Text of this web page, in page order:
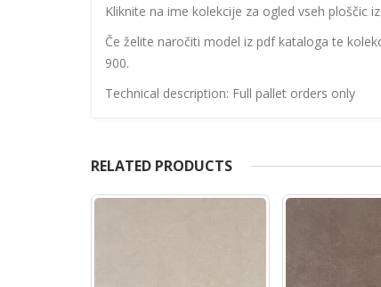
Kliknite na ime kolekcije za ogled vseh ploščic
Če želite naročiti model iz pdf kataloga te
900.
Technical description: Full pallet orders only
RELATED PRODUCTS